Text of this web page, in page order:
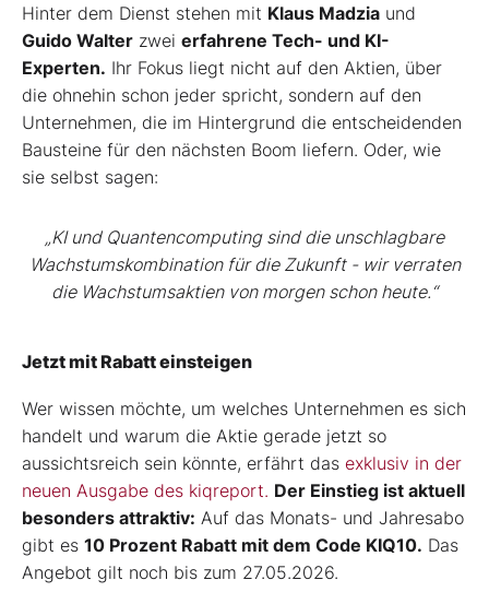
Hinter dem Dienst stehen mit Klaus Madzia und
Guido Walter zwei erfahrene Tech- und KI-
Experten. Ihr Fokus liegt nicht auf den Aktien, über
die ohnehin schon jeder spricht, sondern auf den
Unternehmen, die im Hintergrund die entscheidenden
Bausteine für den nächsten Boom liefern. Oder, wie
sie selbst sagen:
„KI und Quantencomputing sind die unschlagbare
Wachstumskombination für die Zukunft - wir verraten
die Wachstumsaktien von morgen schon heute.“
Jetzt mit Rabatt einsteigen
Wer wissen möchte, um welches Unternehmen es sich
handelt und warum die Aktie gerade jetzt so
aussichtsreich sein könnte, erfährt das exklusiv in der
neuen Ausgabe des kiqreport. Der Einstieg ist aktuell
besonders attraktiv: Auf das Monats- und Jahresabo
gibt es 10 Prozent Rabatt mit dem Code KIQ10. Das
Angebot gilt noch bis zum 27.05.2026.